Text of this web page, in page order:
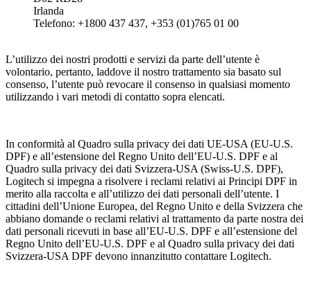
Irlanda
Telefono: +1800 437 437, +353 (01)765 01 00
L’utilizzo dei nostri prodotti e servizi da parte dell’utente è
volontario, pertanto, laddove il nostro trattamento sia basato sul
consenso, l’utente può revocare il consenso in qualsiasi momento
utilizzando i vari metodi di contatto sopra elencati.
In conformità al Quadro sulla privacy dei dati UE-USA (EU-U.S.
DPF) e all’estensione del Regno Unito dell’EU-U.S. DPF e al
Quadro sulla privacy dei dati Svizzera-USA (Swiss-U.S. DPF),
Logitech si impegna a risolvere i reclami relativi ai Principi DPF in
merito alla raccolta e all’utilizzo dei dati personali dell’utente. I
cittadini dell’Unione Europea, del Regno Unito e della Svizzera che
abbiano domande o reclami relativi al trattamento da parte nostra dei
dati personali ricevuti in base all’EU-U.S. DPF e all’estensione del
Regno Unito dell’EU-U.S. DPF e al Quadro sulla privacy dei dati
Svizzera-USA DPF devono innanzitutto contattare Logitech.